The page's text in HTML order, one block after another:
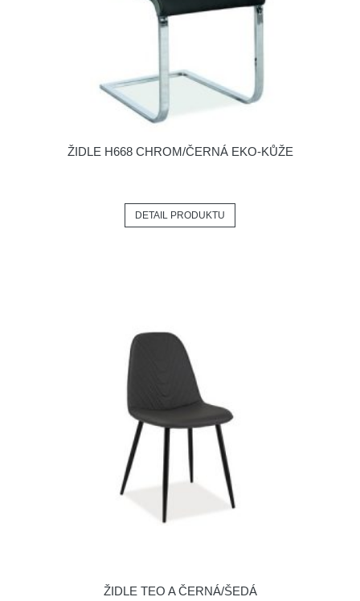
ŽIDLE H668 CHROM/ČERNÁ EKO-KŮŽE
DETAIL PRODUKTU
ŽIDLE TEO A ČERNÁ/ŠEDÁ